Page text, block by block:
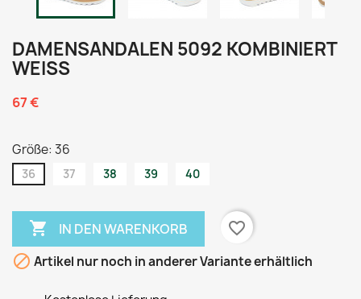
DAMENSANDALEN 5092 KOMBINIERT
WEISS
67 €
Größe: 36
36 37 38 39 40
 IN DEN WARENKORB
favorite_border
 Artikel nur noch in anderer Variante erhältlich